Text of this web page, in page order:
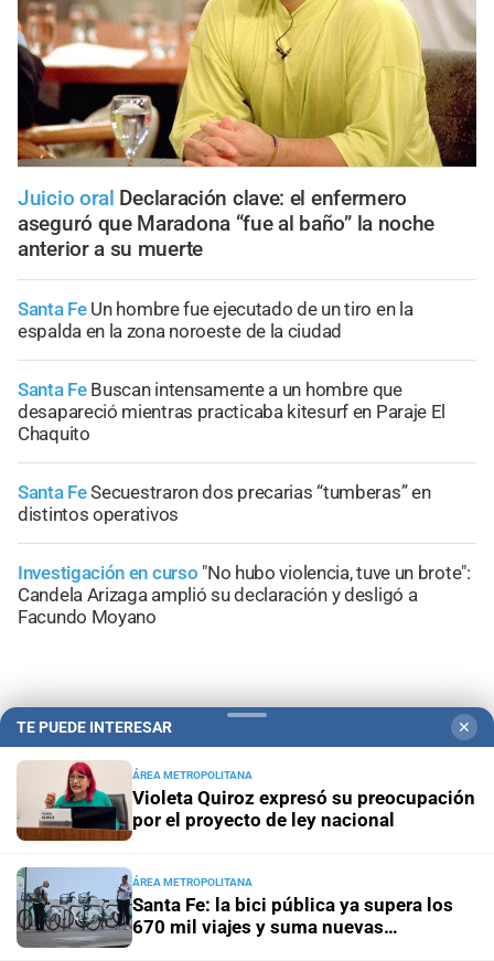
Juicio oral Declaración clave: el enfermero
aseguró que Maradona “fue al baño” la noche
anterior a su muerte
Santa Fe Un hombre fue ejecutado de un tiro en la
espalda en la zona noroeste de la ciudad
Santa Fe Buscan intensamente a un hombre que
desapareció mientras practicaba kitesurf en Paraje El
Chaquito
Santa FeSecuestraron dos precarias “tumberas” en
distintos operativos
Investigación en curso "No hubo violencia, tuve un brote":
Candela Arizaga amplió su declaración y desligó a
Facundo Moyano
+Información General
TE PUEDE INTERESAR ✕
ÁREA METROPOLITANA
Violeta Quiroz expresó su preocupación
por el proyecto de ley nacional
ÁREA METROPOLITANA
Santa Fe: la bici pública ya supera los
670 mil viajes y suma nuevas